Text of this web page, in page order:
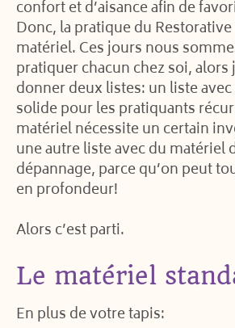
confort et d’aisance afin de
Donc, la pratique du
matériel. Ces jours nous
pratiquer chacun chez soi, alors
donner deux listes: un liste
solide pour les pratiquants
matériel nécessite un certain
une autre liste avec du matériel
dépannage, parce qu’on peut
en profondeur!
Alors c’est parti.
Le matériel
En plus de votre tapis: